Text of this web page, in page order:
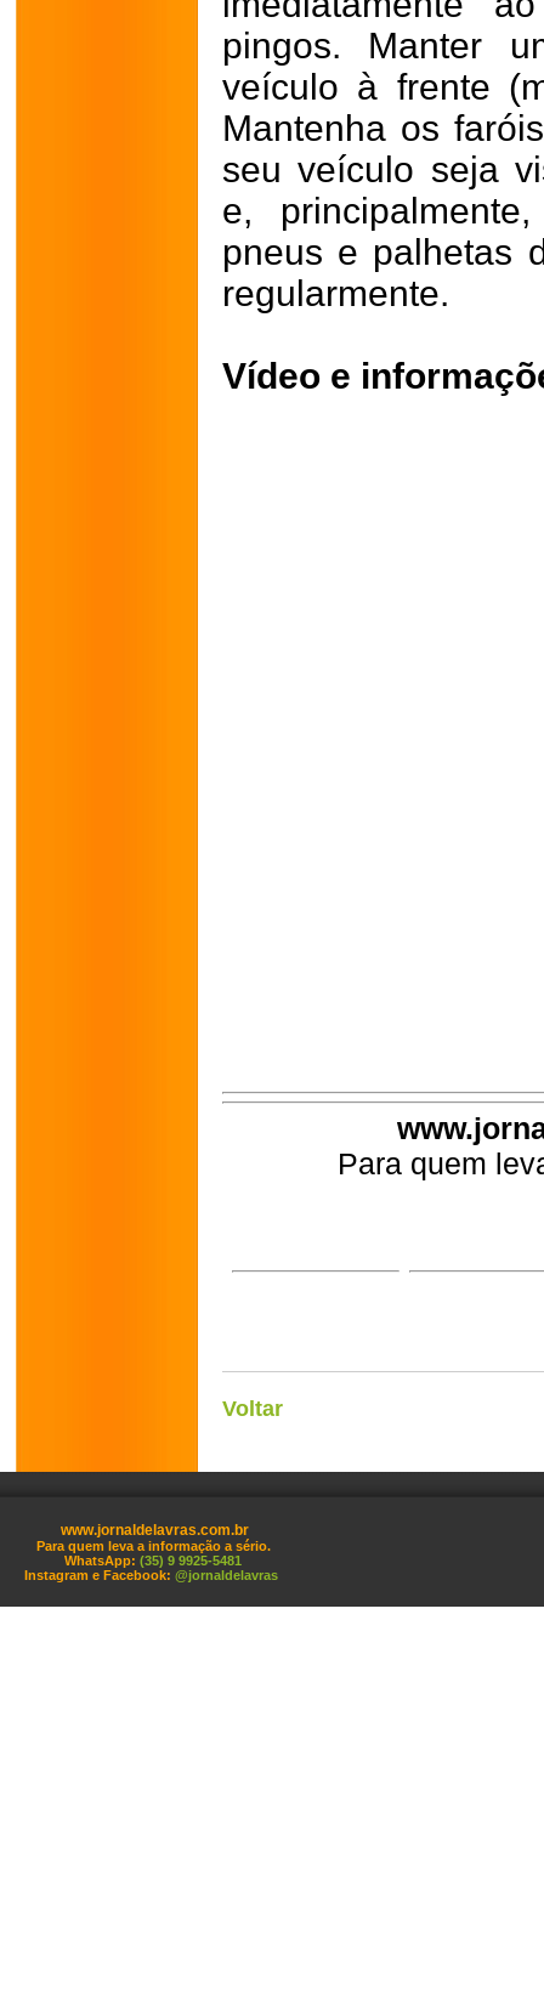
pingos. Manter
veículo à frente
Mantenha os
seu veículo seja
e,
pneus e palhetas
regularmente.
Vídeo e
Para quem
Voltar
www.jornaldelavras.com.br
Para quem leva a informação a sério.
WhatsApp: (35) 9 9925-5481
Instagram e Facebook: @jornaldelavras